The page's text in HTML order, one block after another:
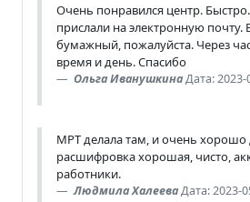
Очень понравился центр. Быстро.
прислали на электронную почту.
бумажный, пожалуйста. Через
время и день. Спасибо
Ольга ИванушкинаДата: 2023-
МРТ делала там, и очень хорошо
расшифровка хорошая, чисто,
работники.
Людмила ХалееваДата: 2023-